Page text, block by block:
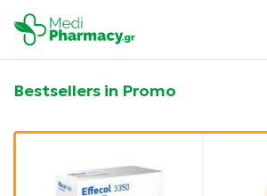
Bestsellers in Promo